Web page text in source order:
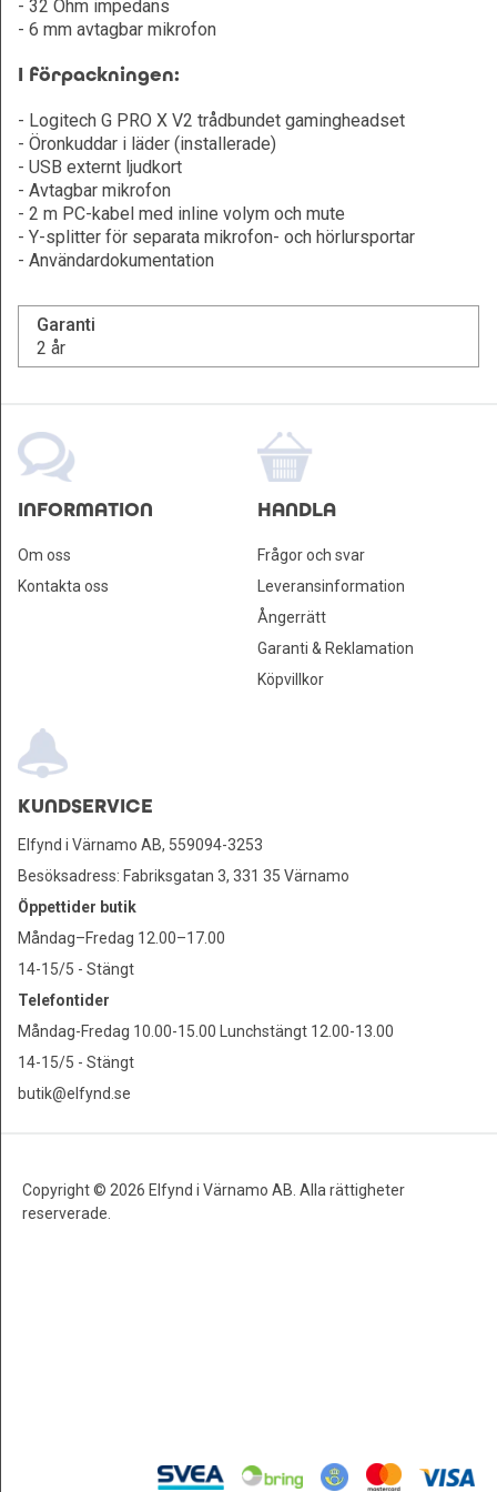
- 32 Ohm impedans
- 6 mm avtagbar mikrofon
I förpackningen:
- Logitech G PRO X V2 trådbundet gamingheadset
- Öronkuddar i läder (installerade)
- USB externt ljudkort
- Avtagbar mikrofon
- 2 m PC-kabel med inline volym och mute
- Y-splitter för separata mikrofon- och hörlursportar
- Användardokumentation
Garanti
2 år
INFORMATION
Om oss
Kontakta oss
HANDLA
Frågor och svar
Leveransinformation
Ångerrätt
Garanti & Reklamation
Köpvillkor
KUNDSERVICE
Elfynd i Värnamo AB, 559094-3253
Besöksadress: Fabriksgatan 3, 331 35 Värnamo
Öppettider butik
Måndag–Fredag 12.00–17.00
14-15/5 - Stängt
Telefontider
Måndag-Fredag 10.00-15.00 Lunchstängt 12.00-13.00
14-15/5 - Stängt
butik@elfynd.se
Copyright © 2026 Elfynd i Värnamo AB. Alla rättigheter
reserverade.